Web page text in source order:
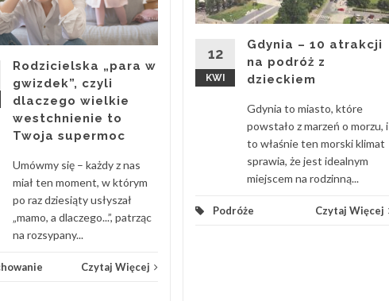
Rodzicielska „para w
gwizdek”, czyli
dlaczego wielkie
westchnienie to
Twoja supermoc
Umówmy się – każdy z nas
miał ten moment, w którym
po raz dziesiąty usłyszał
„mamo, a dlaczego...”, patrząc
na rozsypany...
Czytaj Więcej
12
KWI
Gdynia – 10 atrakcji
na podróż z
dzieckiem
Gdynia to miasto, które
powstało z marzeń o morzu, i
to właśnie ten morski klimat
sprawia, że jest idealnym
miejscem na rodzinną...
Podróże Czytaj Więcej